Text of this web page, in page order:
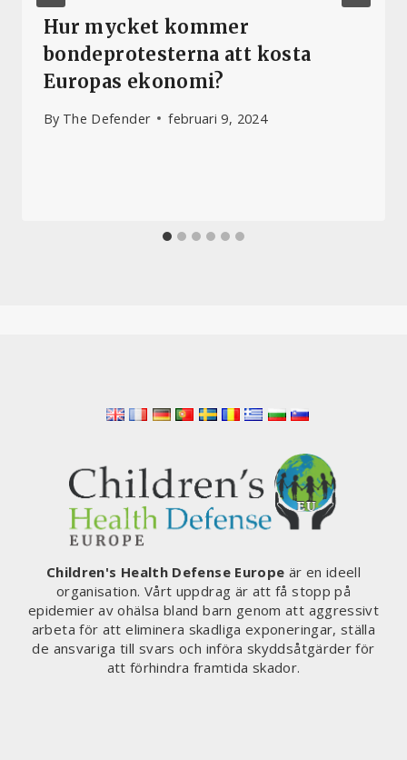
Hur mycket kommer
bondeprotesterna att kosta
Europas ekonomi?
By The Defender februari 9, 2024
Children's Health Defense Europe är en ideell
organisation. Vårt uppdrag är att få stopp på
epidemier av ohälsa bland barn genom att aggressivt
arbeta för att eliminera skadliga exponeringar, ställa
de ansvariga till svars och införa skyddsåtgärder för
att förhindra framtida skador.